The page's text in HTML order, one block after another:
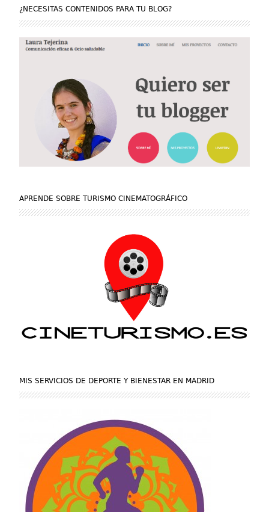
¿NECESITAS CONTENIDOS PARA TU BLOG?
APRENDE SOBRE TURISMO CINEMATOGRÁFICO
MIS SERVICIOS DE DEPORTE Y BIENESTAR EN MADRID